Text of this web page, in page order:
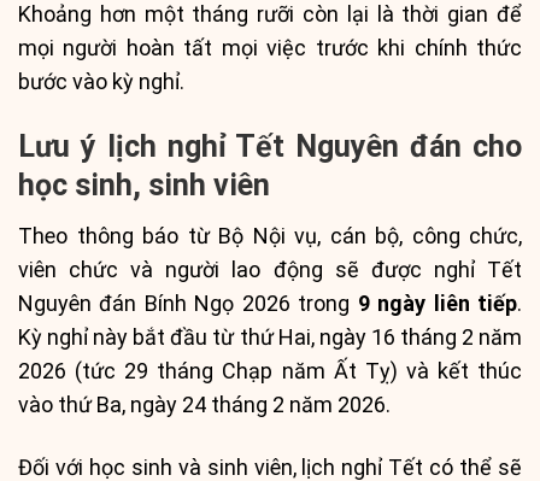
Khoảng hơn một tháng rưỡi còn lại là thời gian để
mọi người hoàn tất mọi việc trước khi chính thức
bước vào kỳ nghỉ.
Lưu ý lịch nghỉ Tết Nguyên đán cho
học sinh, sinh viên
Theo thông báo từ Bộ Nội vụ, cán bộ, công chức,
viên chức và người lao động sẽ được nghỉ Tết
Nguyên đán Bính Ngọ 2026 trong 9 ngày liên tiếp.
Kỳ nghỉ này bắt đầu từ thứ Hai, ngày 16 tháng 2 năm
2026 (tức 29 tháng Chạp năm Ất Tỵ) và kết thúc
vào thứ Ba, ngày 24 tháng 2 năm 2026.
Đối với học sinh và sinh viên, lịch nghỉ Tết có thể sẽ